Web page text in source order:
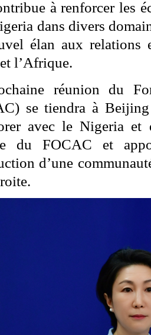
à renforcer les
dans divers
élan aux relations
l’Afrique.
réunion du
se tiendra à
avec le Nigeria et
du FOCAC et
d’une